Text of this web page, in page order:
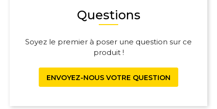
Questions
Soyez le premier à poser une question sur ce
produit !
ENVOYEZ-NOUS VOTRE QUESTION